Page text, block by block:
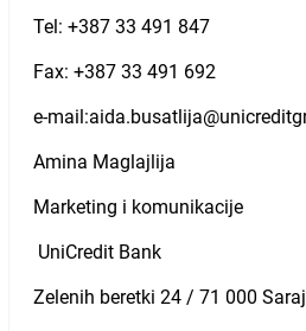
Tel: +387 33 491 847
Fax: +387 33 491 692
e-
Amina Maglajlija
Marketing i komunikacije
UniCredit Bank
Zelenih beretki 24 / 71 000